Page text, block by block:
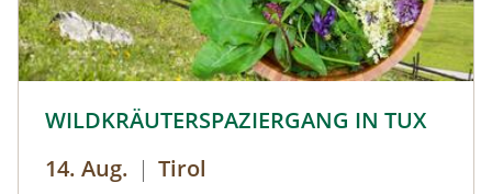
© © Hochgebirgs-Naturpark Zillertaler Alpen
WILDKRÄUTERSPAZIERGANG IN TUX
14. Aug. | Tirol